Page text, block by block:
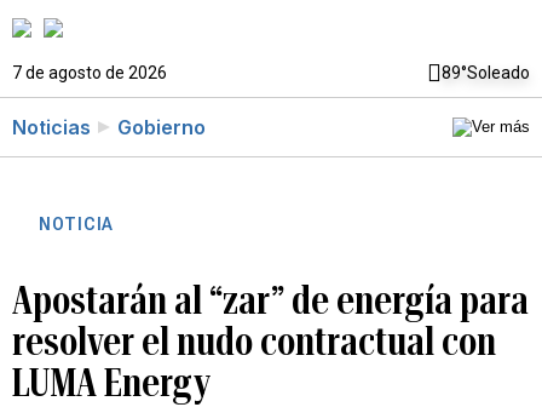
7 de agosto de 2026 89°Soleado
Noticias Gobierno
NOTICIA
Apostarán al “zar” de energía para
resolver el nudo contractual con
LUMA Energy